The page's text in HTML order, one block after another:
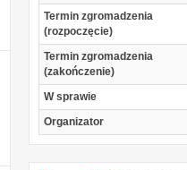
Termin zgromadzenia
(rozpoczęcie)
Termin zgromadzenia
(zakończenie)
W sprawie
Organizator